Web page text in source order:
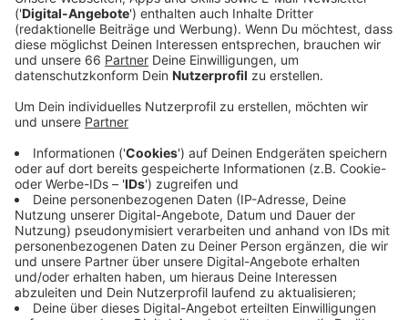
Studienberatung".
Veröffentlicht:Donnerstag, 15.06.2023 05:07
Unter anderem gibt es Tipps, wie man sich für ein
Studium bewirbt und einschreibt, wann sich ein
Auslandsaufenthalt lohnt und wie man den richtigen
Studiengang findet. Dafür werden auch einige
Studiengänge vorgestellt. Dazu gehören Medizin,
Wirtschaft oder Psychologie. Auch die Zeit nach dem
Studium wird thematisiert. Zum Beispiel gibt es Tipps
für den Berufseinstieg und die Berufsorientierung